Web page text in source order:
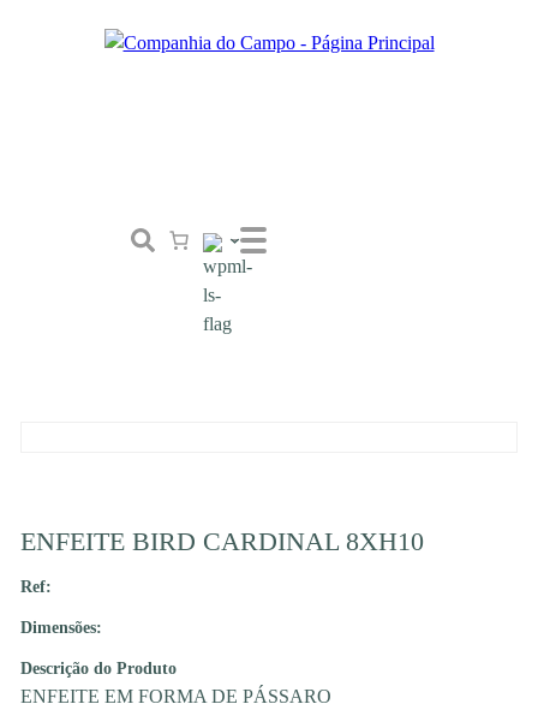
ENFEITE BIRD CARDINAL 8XH10
Ref:
Dimensões:
Descrição do Produto
ENFEITE EM FORMA DE PÁSSARO